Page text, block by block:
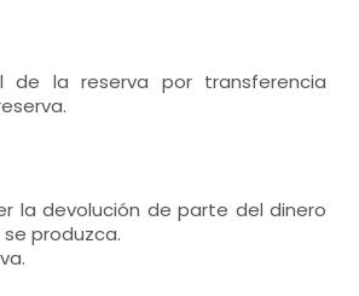
la reserva por transferencia
la devolución de parte del dinero
produzca.